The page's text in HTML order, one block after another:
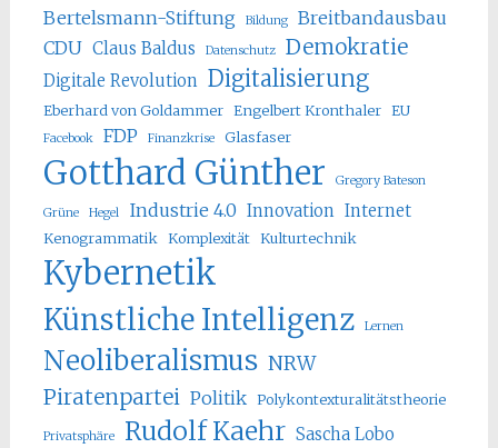
Bertelsmann-Stiftung Bildung
Breitbandausbau
CDU Claus Baldus Datenschutz Demokratie
Digitale Revolution Digitalisierung
Eberhard von Goldammer Engelbert Kronthaler EU
Facebook FDP Finanzkrise Glasfaser
Gotthard Günther Gregory Bateson
Grüne Hegel Industrie 4.0 Innovation Internet
Kenogrammatik Komplexität Kulturtechnik
Kybernetik
Künstliche Intelligenz Lernen
Neoliberalismus NRW
Piratenpartei Politik Polykontexturalitätstheorie
Privatsphäre Rudolf Kaehr Sascha Lobo